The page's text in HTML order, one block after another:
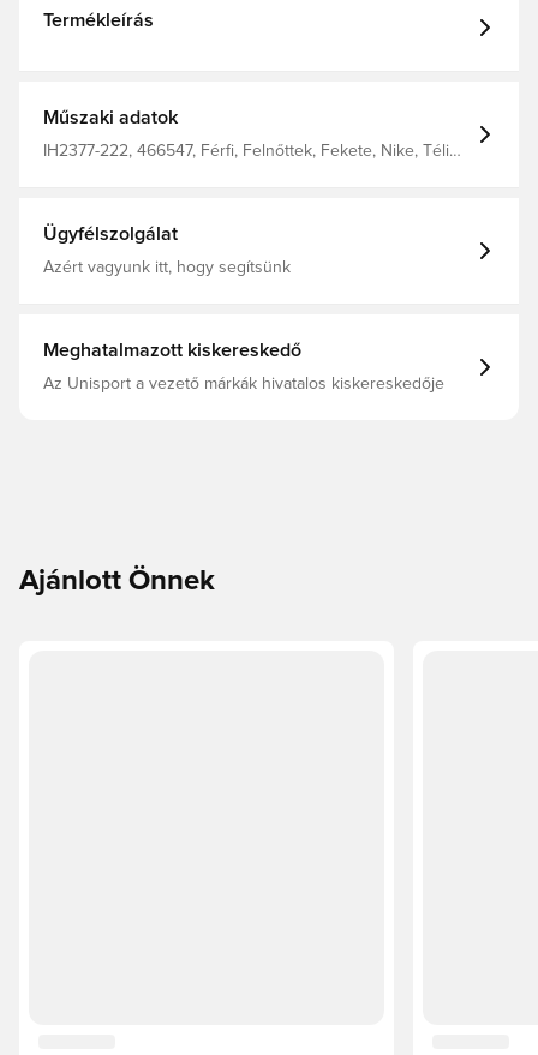
Termékleírás
Műszaki adatok
IH2377-222, 466547, Férfi, Felnőttek, Fekete, Nike, Téli
Ügyfélszolgálat
Azért vagyunk itt, hogy segítsünk
Meghatalmazott kiskereskedő
Az Unisport a vezető márkák hivatalos kiskereskedője
Ajánlott Önnek